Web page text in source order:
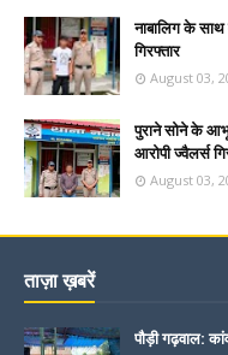
नाबालिग के
गिरफ्तार
August 03,
पुराने सोने के
आरोपी ज्वैलर्स
August 03,
ताज़ा ख़बरें
पौड़ी गढ़वाल: